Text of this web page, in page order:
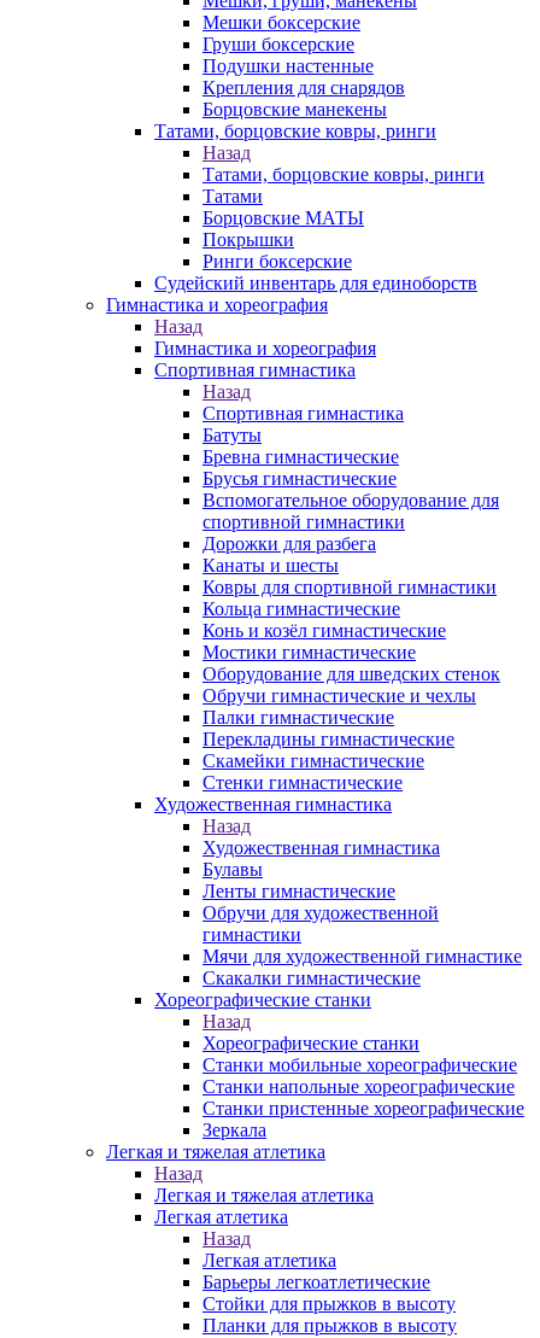
Мешки боксерские
Груши боксерские
Подушки настенные
Крепления для снарядов
Борцовские манекены
Татами, борцовские ковры, ринги
Назад
Татами, борцовские ковры, ринги
Татами
Борцовские МАТЫ
Покрышки
Ринги боксерские
Судейский инвентарь для единоборств
Гимнастика и хореография
Назад
Гимнастика и хореография
Спортивная гимнастика
Назад
Спортивная гимнастика
Батуты
Бревна гимнастические
Брусья гимнастические
Вспомогательное оборудование для
спортивной гимнастики
Дорожки для разбега
Канаты и шесты
Ковры для спортивной гимнастики
Кольца гимнастические
Конь и козёл гимнастические
Мостики гимнастические
Оборудование для шведских стенок
Обручи гимнастические и чехлы
Палки гимнастические
Перекладины гимнастические
Скамейки гимнастические
Стенки гимнастические
Художественная гимнастика
Назад
Художественная гимнастика
Булавы
Ленты гимнастические
Обручи для художественной
гимнастики
Мячи для художественной гимнастике
Скакалки гимнастические
Хореографические станки
Назад
Хореографические станки
Станки мобильные хореографические
Станки напольные хореографические
Станки пристенные хореографические
Зеркала
Легкая и тяжелая атлетика
Назад
Легкая и тяжелая атлетика
Легкая атлетика
Назад
Легкая атлетика
Барьеры легкоатлетические
Стойки для прыжков в высоту
Планки для прыжков в высоту